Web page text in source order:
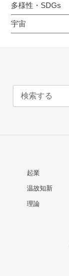
多様性・SDGs
宇宙
起業
温故知新
理論